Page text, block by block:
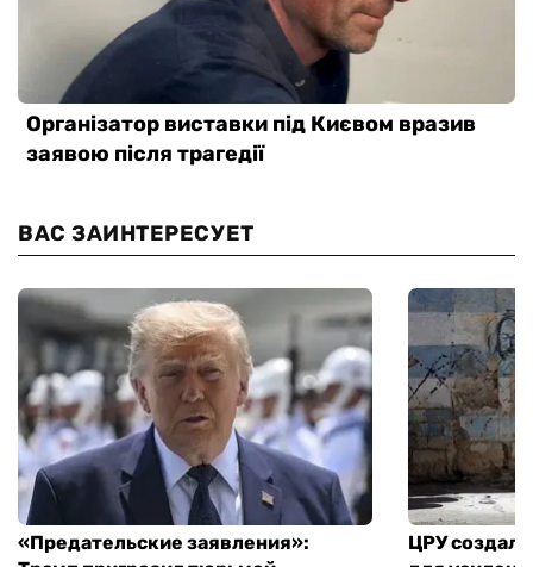
ВАС ЗАИНТЕРЕСУЕТ
«Предательские заявления»:
ЦРУ